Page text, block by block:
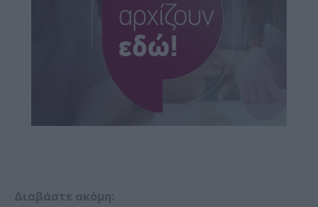
Διαβάστε ακόμη: